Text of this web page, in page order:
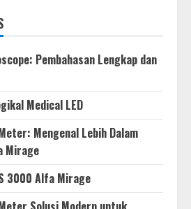
Pembahasan Lengkap dan
Medical LED
Mengenal Lebih Dalam
Mirage
3000 Alfa Mirage